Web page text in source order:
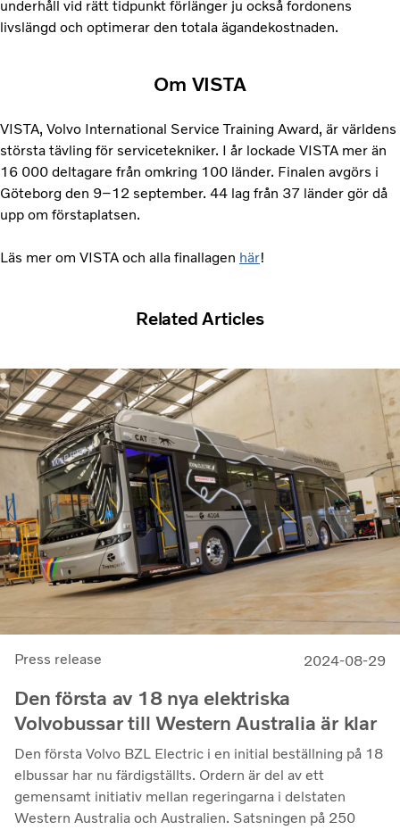
underhåll vid rätt tidpunkt förlänger ju också fordonens
livslängd och optimerar den totala ägandekostnaden.
Om VISTA
VISTA, Volvo International Service Training Award, är världens
största tävling för servicetekniker. I år lockade VISTA mer än
16 000 deltagare från omkring 100 länder. Finalen avgörs i
Göteborg den 9–12 september. 44 lag från 37 länder gör då
upp om förstaplatsen.
Läs mer om VISTA och alla finallagen här!
Related Articles
Press release 2024-08-29
Den första av 18 nya elektriska
Volvobussar till Western Australia är klar
Den första Volvo BZL Electric i en initial beställning på 18
elbussar har nu färdigställts. Ordern är del av ett
gemensamt initiativ mellan regeringarna i delstaten
Western Australia och Australien. Satsningen på 250